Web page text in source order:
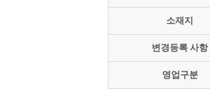
소재지
변경등록 사항
영업구분